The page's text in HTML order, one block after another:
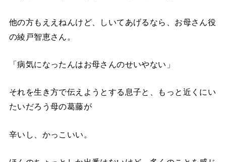
他の方もええねんけど、しいてあげるなら、お母さん役
の綾戸智恵さん。
「病気になったんはお母さんのせいやない」
それを生き方で伝えようとする息子と、もっと近くにい
たいだろう母の葛藤が
辛いし、かっこいい。